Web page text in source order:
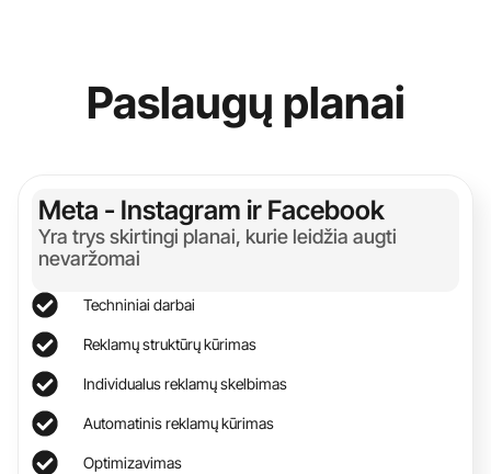
Paslaugų planai
Meta - Instagram ir Facebook
Yra trys skirtingi planai, kurie leidžia augti
nevaržomai
Techniniai darbai
Reklamų struktūrų kūrimas
Individualus reklamų skelbimas
Automatinis reklamų kūrimas
Optimizavimas